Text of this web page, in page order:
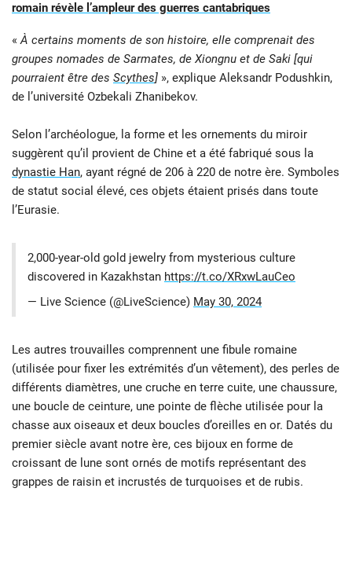
romain révèle l’ampleur des guerres cantabriques
«À certains moments de son histoire, elle comprenait des
groupes nomades de Sarmates, de Xiongnu et de Saki [qui
pourraient être des Scythes] », explique Aleksandr Podushkin,
de l’université Ozbekali Zhanibekov.
Selon l’archéologue, la forme et les ornements du miroir
suggèrent qu’il provient de Chine et a été fabriqué sous la
dynastie Han, ayant régné de 206 à 220 de notre ère. Symboles
de statut social élevé, ces objets étaient prisés dans toute
l’Eurasie.
2,000-year-old gold jewelry from mysterious culture
discovered in Kazakhstan https://t.co/XRxwLauCeo
— Live Science (@LiveScience) May 30, 2024
Les autres trouvailles comprennent une fibule romaine
(utilisée pour fixer les extrémités d’un vêtement), des perles de
différents diamètres, une cruche en terre cuite, une chaussure,
une boucle de ceinture, une pointe de flèche utilisée pour la
chasse aux oiseaux et deux boucles d’oreilles en or. Datés du
premier siècle avant notre ère, ces bijoux en forme de
croissant de lune sont ornés de motifs représentant des
grappes de raisin et incrustés de turquoises et de rubis.